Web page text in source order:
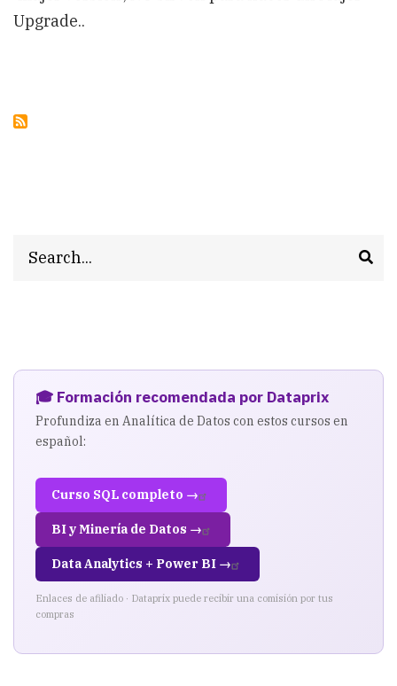
Upgrade..
🎓 Formación recomendada por Dataprix
Profundiza en Analítica de Datos con estos cursos en
español:
Curso SQL completo →
BI y Minería de Datos →
Data Analytics + Power BI →
Enlaces de afiliado · Dataprix puede recibir una comisión por tus
compras